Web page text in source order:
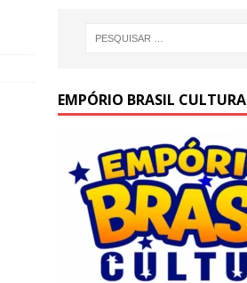
EMPÓRIO BRASIL CULTURA